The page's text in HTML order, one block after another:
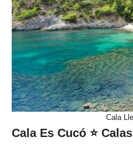
Cala
Cala Es Cucó ⭐